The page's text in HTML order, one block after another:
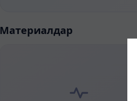
Материалдар